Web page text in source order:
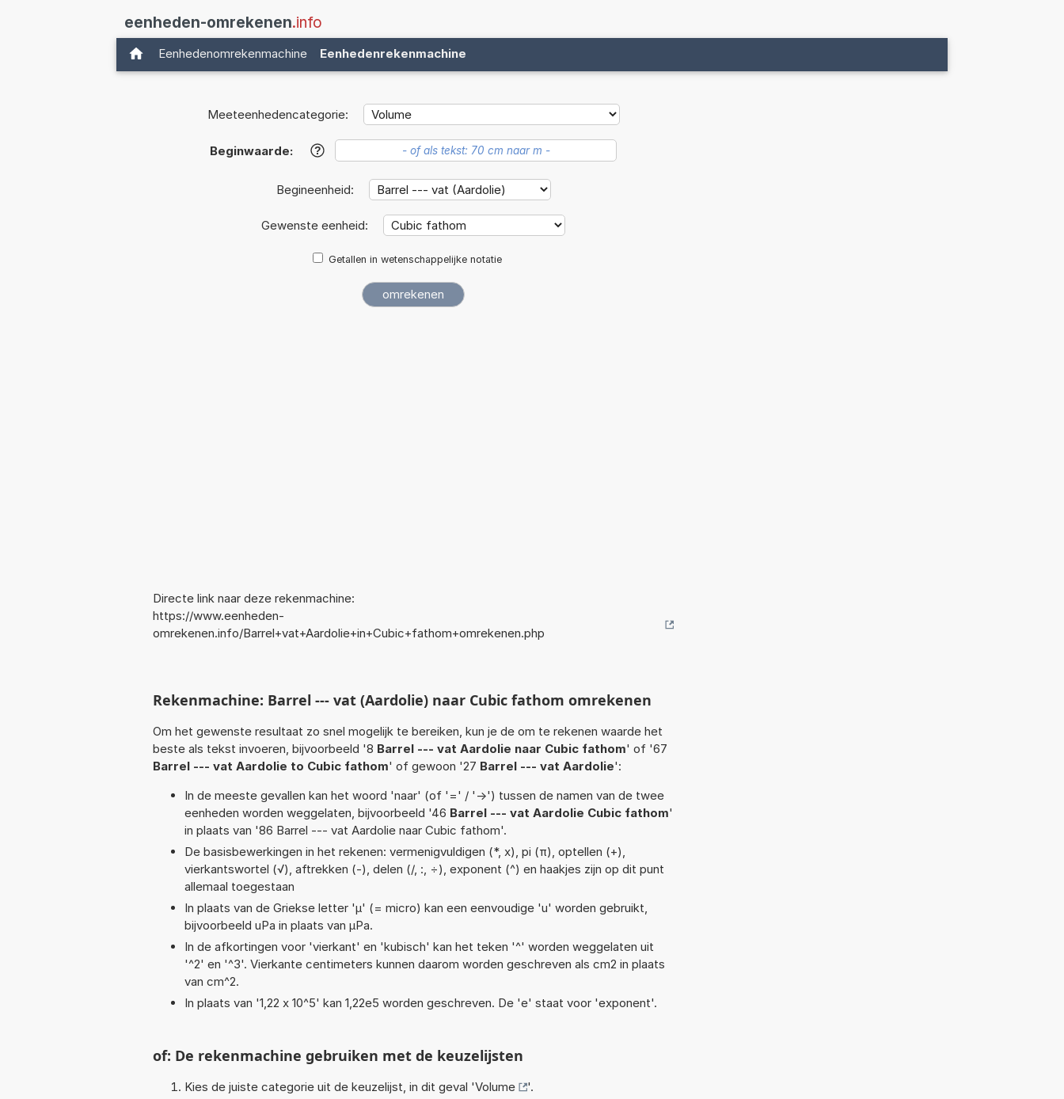
eenheden-omrekenen.info
Eenhedenomrekenmachine Eenhedenrekenmachine
Meeteenhedencategorie:
Beginwaarde: ?
Begineenheid:
Gewenste eenheid:
Getallen in wetenschappelijke notatie
Directe link naar deze rekenmachine:
https://www.eenheden-
omrekenen.info/Barrel+vat+Aardolie+in+Cubic+fathom+omrekenen.php
Rekenmachine: Barrel --- vat (Aardolie) naar Cubic fathom omrekenen
Om het gewenste resultaat zo snel mogelijk te bereiken, kun je de om te rekenen waarde het
beste als tekst invoeren, bijvoorbeeld '8 Barrel --- vat Aardolie naar Cubic fathom' of '67
Barrel --- vat Aardolie to Cubic fathom' of gewoon '27 Barrel --- vat Aardolie':
In de meeste gevallen kan het woord 'naar' (of '=' / '->') tussen de namen van de twee
eenheden worden weggelaten, bijvoorbeeld '46 Barrel --- vat Aardolie Cubic fathom'
in plaats van '86 Barrel --- vat Aardolie naar Cubic fathom'.
De basisbewerkingen in het rekenen: vermenigvuldigen (*, x), pi (π), optellen (+),
vierkantswortel (√), aftrekken (-), delen (/, :, ÷), exponent (^) en haakjes zijn op dit punt
allemaal toegestaan
In plaats van de Griekse letter 'µ' (= micro) kan een eenvoudige 'u' worden gebruikt,
bijvoorbeeld uPa in plaats van µPa.
In de afkortingen voor 'vierkant' en 'kubisch' kan het teken '^' worden weggelaten uit
'^2' en '^3'. Vierkante centimeters kunnen daarom worden geschreven als cm2 in plaats
van cm^2.
In plaats van '1,22 x 10^5' kan 1,22e5 worden geschreven. De 'e' staat voor 'exponent'.
of: De rekenmachine gebruiken met de keuzelijsten
Kies de juiste categorie uit de keuzelijst, in dit geval 'Volume
'.